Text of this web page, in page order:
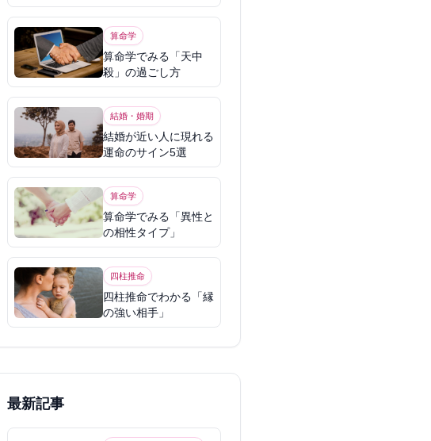
味
算命学
算命学でみる「天中
殺」の過ごし方
結婚・婚期
結婚が近い人に現れる
運命のサイン5選
算命学
算命学でみる「異性と
の相性タイプ」
四柱推命
四柱推命でわかる「縁
の強い相手」
最新記事